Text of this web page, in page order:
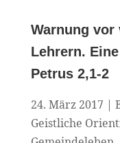
Warnung vor
Lehrern.
Petrus 2,1-2
24. März 2017 |
Geistliche